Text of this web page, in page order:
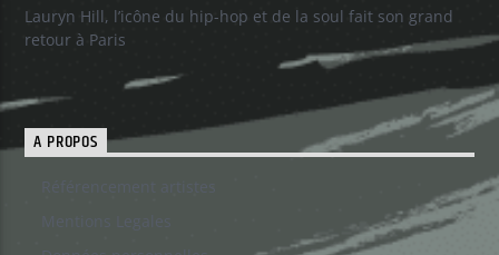
Lauryn Hill, l’icône du hip-hop et de la soul fait son grand
retour à Paris
A PROPOS